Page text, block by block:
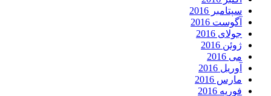
سپتامبر 2016
آگوست 2016
جولای 2016
ژوئن 2016
می 2016
آوریل 2016
مارس 2016
فوریه 2016